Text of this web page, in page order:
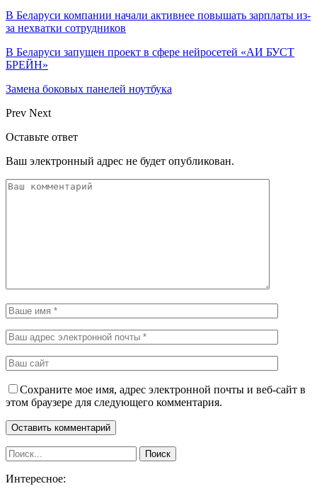
В Беларуси компании начали активнее повышать зарплаты из-
за нехватки сотрудников
В Беларуси запущен проект в сфере нейросетей «АИ БУСТ
БРЕЙН»
Замена боковых панелей ноутбука
Prev Next
Оставьте ответ
Ваш электронный адрес не будет опубликован.
Сохраните мое имя, адрес электронной почты и веб-сайт в
этом браузере для следующего комментария.
Интересное: